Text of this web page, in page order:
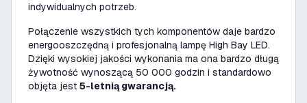
indywidualnych potrzeb.
Połączenie wszystkich tych komponentów daje bardzo
energooszczędną i profesjonalną lampę High Bay LED.
Dzięki wysokiej jakości wykonania ma ona bardzo długą
żywotność wynoszącą 50 000 godzin i standardowo
objęta jest 5-letnią gwarancją.